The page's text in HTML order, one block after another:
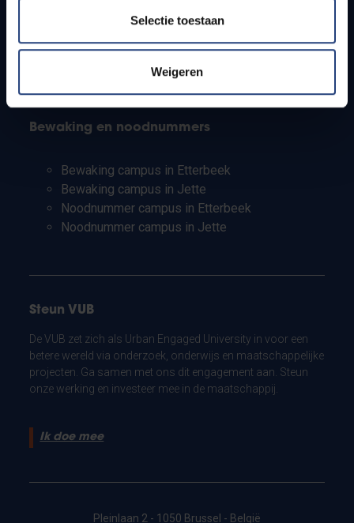
Selectie toestaan
Weigeren
PhD-studenten
Leerkrachten en secundaire scholen
Bewaking en noodnummers
Bewaking campus in Etterbeek
Bewaking campus in Jette
Noodnummer campus in Etterbeek
Noodnummer campus in Jette
Steun VUB
De VUB zet zich als Urban Engaged University in voor een
betere wereld via onderzoek, onderwijs en maatschappelijke
projecten. Ga samen met ons dit engagement aan. Steun
onze werking en investeer mee in de maatschappij.
Ik doe mee
Pleinlaan 2 - 1050 Brussel - België